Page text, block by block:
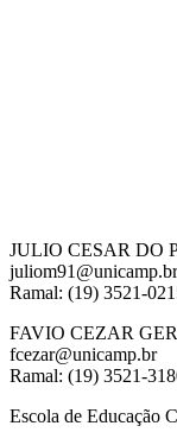
JULIO CESAR DO
juliom91@unicamp.br
Ramal: (19) 3521-
FAVIO CEZAR
fcezar@unicamp.br
Ramal: (19) 3521-
Escola de Educação